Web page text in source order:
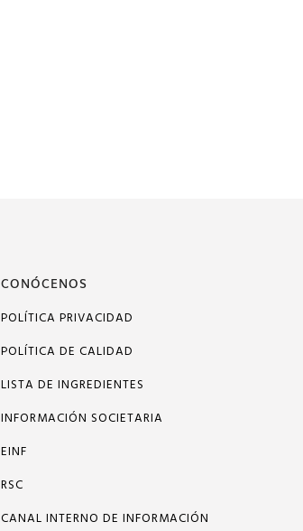
CONÓCENOS
POLÍTICA PRIVACIDAD
POLÍTICA DE CALIDAD
LISTA DE INGREDIENTES
INFORMACIÓN SOCIETARIA
EINF
RSC
CANAL INTERNO DE INFORMACIÓN